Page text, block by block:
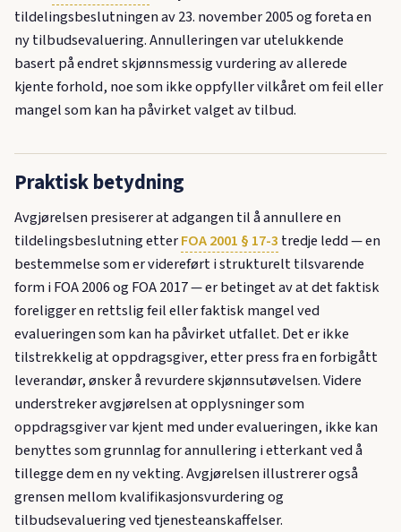
tildelingsbeslutningen av 23. november 2005 og foreta en
ny tilbudsevaluering. Annulleringen var utelukkende
basert på endret skjønnsmessig vurdering av allerede
kjente forhold, noe som ikke oppfyller vilkåret om feil eller
mangel som kan ha påvirket valget av tilbud.
Praktisk betydning
Avgjørelsen presiserer at adgangen til å annullere en
tildelingsbeslutning etterFOA 2001 § 17-3 tredje ledd — en
bestemmelse som er videreført i strukturelt tilsvarende
form i FOA 2006 og FOA 2017 — er betinget av at det faktisk
foreligger en rettslig feil eller faktisk mangel ved
evalueringen som kan ha påvirket utfallet. Det er ikke
tilstrekkelig at oppdragsgiver, etter press fra en forbigått
leverandør, ønsker å revurdere skjønnsutøvelsen. Videre
understreker avgjørelsen at opplysninger som
oppdragsgiver var kjent med under evalueringen, ikke kan
benyttes som grunnlag for annullering i etterkant ved å
tillegge dem en ny vekting. Avgjørelsen illustrerer også
grensen mellom kvalifikasjonsvurdering og
tilbudsevaluering ved tjenesteanskaffelser.